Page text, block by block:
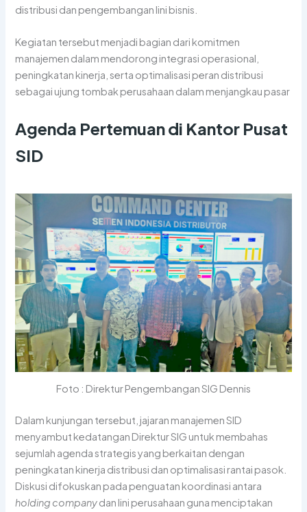
distribusi dan pengembangan lini bisnis.
Kegiatan tersebut menjadi bagian dari komitmen
manajemen dalam mendorong integrasi operasional,
peningkatan kinerja, serta optimalisasi peran distribusi
sebagai ujung tombak perusahaan dalam menjangkau pasar
Agenda Pertemuan di Kantor Pusat
SID
Foto : Direktur Pengembangan SIG Dennis
Dalam kunjungan tersebut, jajaran manajemen SID
menyambut kedatangan Direktur SIG untuk membahas
sejumlah agenda strategis yang berkaitan dengan
peningkatan kinerja distribusi dan optimalisasi rantai pasok.
Diskusi difokuskan pada penguatan koordinasi antara
holding companydan lini perusahaan guna menciptakan